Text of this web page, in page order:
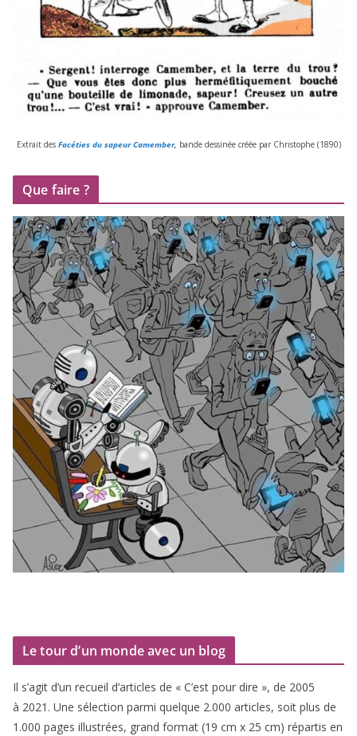
Extrait desFacéties du sapeur Camember, bande des­si­née créée par Christophe (1890)
Que faire ?
Le tour d’un monde avec un blog
Il s’agit d’un recueil d’ar­ticles de « C’est pour dire », de 2005
à 2021 . Une sélec­tion par­mi quelque 2.000 articles, soit plus de
1 .000 pages illus­trées, grand for­mat (19 cm x 25 cm) répar­tis en